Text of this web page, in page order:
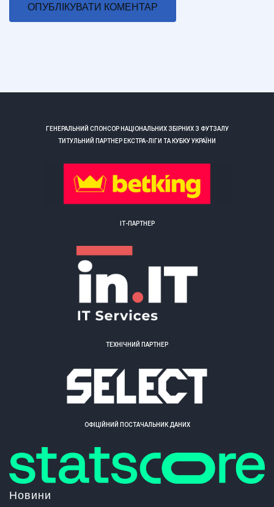
ГЕНЕРАЛЬНИЙ СПОНСОР НАЦІОНАЛЬНИХ ЗБІРНИХ З ФУТЗАЛУ
ТИТУЛЬНИЙ ПАРТНЕР ЕКСТРА-ЛІГИ ТА КУБКУ УКРАЇНИ
ІТ-ПАРТНЕР
ТЕХНІЧНИЙ ПАРТНЕР
ОФІЦІЙНИЙ ПОСТАЧАЛЬНИК ДАНИХ
Новини